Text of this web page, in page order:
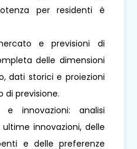
per residenti è
e previsioni di
delle dimensioni
dati storici e proiezioni
di previsione.
e innovazioni: analisi
innovazioni, delle
e delle preferenze